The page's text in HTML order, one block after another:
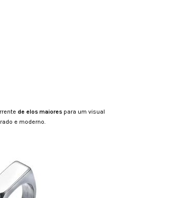
de elos maiores para um visual
e moderno.